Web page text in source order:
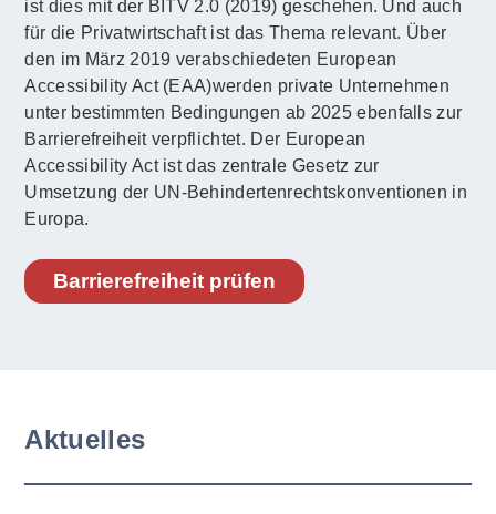
ist dies mit der BITV 2.0 (2019) geschehen. Und auch
für die Privatwirtschaft ist das Thema relevant. Über
den im März 2019 verabschiedeten European
Accessibility Act (EAA)werden private Unternehmen
unter bestimmten Bedingungen ab 2025 ebenfalls zur
Barrierefreiheit verpflichtet. Der European
Accessibility Act ist das zentrale Gesetz zur
Umsetzung der UN-Behindertenrechtskonventionen in
Europa.
Barrierefreiheit prüfen
Aktuelles